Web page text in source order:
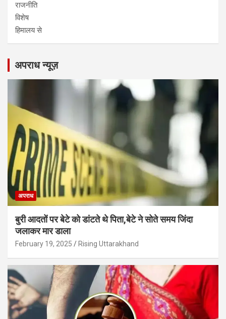
राजनीति
विशेष
हिमालय से
अपराध न्यूज़
अपराध
बुरी आदतों पर बेटे को डांटते थे पिता,बेटे ने सोते समय जिंदा
जलाकर मार डाला
February 19, 2025 Rising Uttarakhand